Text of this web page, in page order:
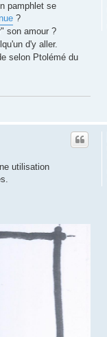
pamphlet se
?
son amour ?
d'y aller.
selon Ptolémé du
utilisation